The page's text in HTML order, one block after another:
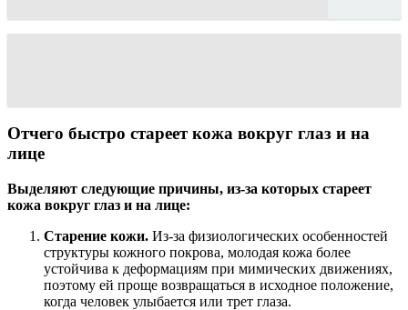
Отчего быстро стареет кожа вокруг глаз и на
лице
Выделяют следующие причины, из-за которых стареет
кожа вокруг глаз и на лице:
Старение кожи. Из-за физиологических особенностей
структуры кожного покрова, молодая кожа более
устойчива к деформациям при мимических движениях,
поэтому ей проще возвращаться в исходное положение,
когда человек улыбается или трет глаза.